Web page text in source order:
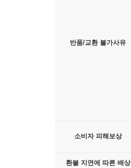
반품/교환 불가사유
소비자 피해보상
환불 지연에 따른 배상